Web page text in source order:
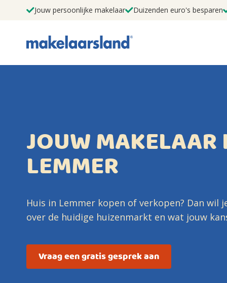
Jouw persoonlijke makelaar Duizenden euro's besparen
JOUW MAKELAAR
LEMMER
Huis in Lemmer kopen of verkopen? Dan wil
over de huidige huizenmarkt en wat jouw
Vraag een gratis gesprek aan